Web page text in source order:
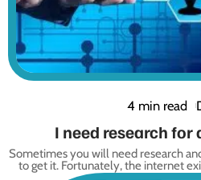
4 min read
I need research for
Sometimes you will need research
to get it. Fortunately, the internet